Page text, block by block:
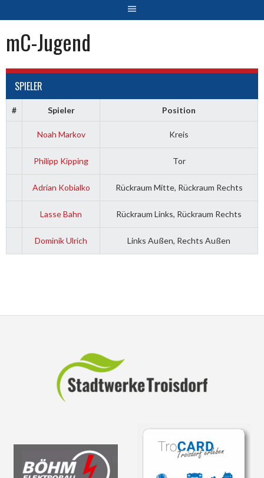
mC-Jugend
SPIELER
# Spieler Position
Noah Markov Kreis
Philipp Kipping Tor
Adrian Kobialko Rückraum Mitte, Rückraum Rechts
Lasse Bahn Rückraum Links, Rückraum Rechts
Dominik Ulrich Links Außen, Rechts Außen